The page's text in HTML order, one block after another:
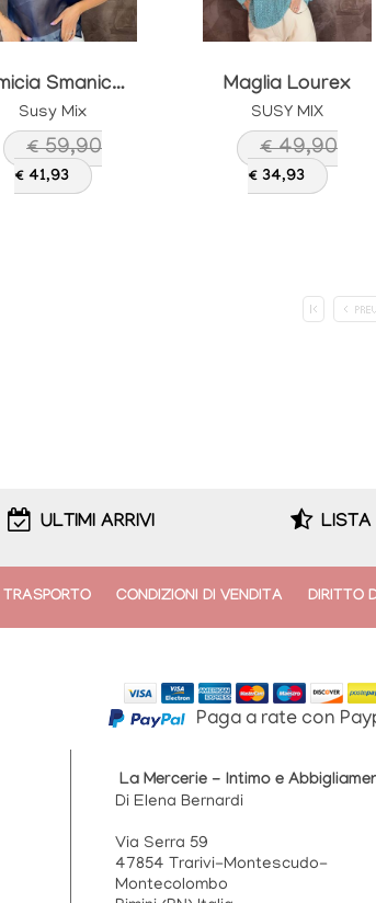
Camicia Smanicata Susy Mix
Susy Mix
€ 59,90
€ 41,93
Maglia Lourex
SUSY MIX
€ 49,90
€ 34,93
ULTIMI ARRIVI LISTA
TRASPORTO CONDIZIONI DI VENDITA DIRITTO
Paga a rate con
La Mercerie - Intimo e
Di Elena Bernardi
Via Serra 59
47854 Trarivi-Montescudo-
Montecolombo